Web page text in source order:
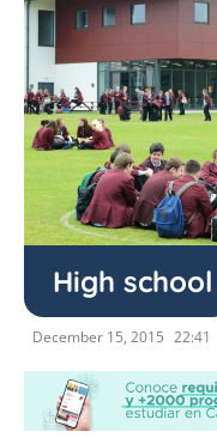
High school
December 15, 2015 22:41